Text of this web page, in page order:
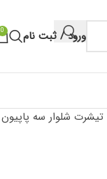
ورود / ثبت نام 0
تیشرت شلوار سه پاپیون